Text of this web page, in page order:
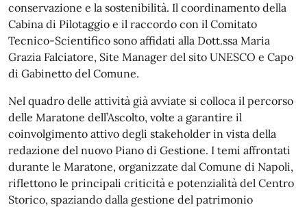
conservazione e la sostenibilità. Il coordinamento della
Cabina di Pilotaggio e il raccordo con il Comitato
Tecnico-Scientifico sono affidati alla Dott.ssa Maria
Grazia Falciatore, Site Manager del sito UNESCO e Capo
di Gabinetto del Comune.
Nel quadro delle attività già avviate si colloca il percorso
delle Maratone dell’Ascolto, volte a garantire il
coinvolgimento attivo degli stakeholder in vista della
redazione del nuovo Piano di Gestione. I temi affrontati
durante le Maratone, organizzate dal Comune di Napoli,
riflettono le principali criticità e potenzialità del Centro
Storico, spaziando dalla gestione del patrimonio